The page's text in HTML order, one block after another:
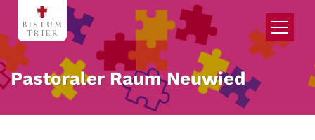
Zum Inhalt springen
Pastoraler Raum Neuwied